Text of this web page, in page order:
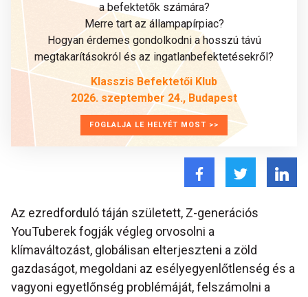
a befektetők számára?
Merre tart az állampapírpiac?
Hogyan érdemes gondolkodni a hosszú távú
megtakarításokról és az ingatlanbefektetésekről?
Klasszis Befektetői Klub
2026. szeptember 24., Budapest
FOGLALJA LE HELYÉT MOST >>
Az ezredforduló táján született, Z-generációs
YouTuberek fogják végleg orvosolni a
klímaváltozást, globálisan elterjeszteni a zöld
gazdaságot, megoldani az esélyegyenlőtlenség és a
vagyoni egyetlőnség problémáját, felszámolni a